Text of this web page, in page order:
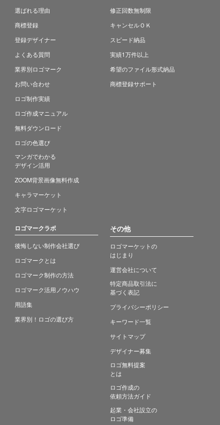
選ばれる理由
商標登録
登録デザイナー
よくある質問
業界別ロゴマーク
お問い合わせ
ロゴ制作実績
ロゴ作成マニュアル
無料ダウンロード
ロゴの色選び
マンガでわかる
デザイン活用
ZOOM背景画像無料作成
キャラマーケット
文字ロゴマーケット
修正回数無制限
キャンセルＯＫ
スピード納品
実績1万件以上
希望のファイル形式納品
商標登録サポート
ロゴマークラボ
後悔しない制作会社選び
ロゴマークとは
ロゴマーク制作の方法
ロゴマーク活用ノウハウ
用語集
業界別！ロゴの選び方
その他
ロゴマーケットの
はじまり
運営会社について
特定商品取引法に
基づく表記
プライバシーポリシー
キーワード一覧
サイトマップ
デザイナー募集
ロゴ無料提案
とは
ロゴ作成の
依頼方法ガイド
起業・会社設立の
ロゴ準備